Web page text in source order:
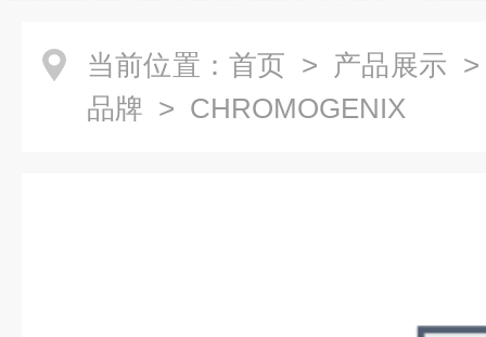
当前位置： 首页 > 产品展示
品牌 > CHROMOGENIX